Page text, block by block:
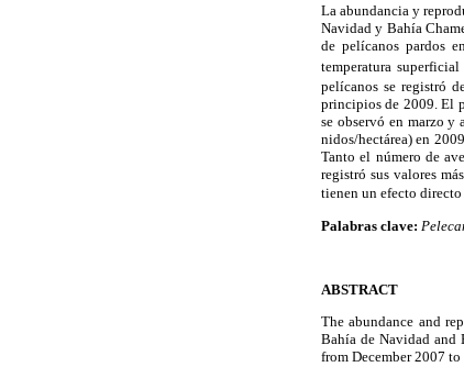
La abundancia y
Navidad y Bahía
de pelícanos pardos
temperatura
pelícanos se registró
principios de 2009. El
se observó en marzo
nidos/hectárea) en
Tanto el número de
registró sus valores
tienen un efecto
Palabras clave:
ABSTRACT
The abundance and
Bahía de Navidad and
from December 2007